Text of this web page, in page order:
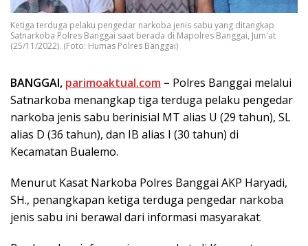
Ketiga terduga pelaku pengedar narkoba jenis sabu yang ditangkap
Satnarkoba Polres Banggai saat berada di Mapolres Banggai, Jum'at
(25/11/2022). (Foto: Humas Polres Banggai)
BANGGAI, parimoaktual.com – Polres Banggai melalui
Satnarkoba menangkap tiga terduga pelaku pengedar
narkoba jenis sabu berinisial MT alias U (29 tahun), SL
alias D (36 tahun), dan IB alias I (30 tahun) di
Kecamatan Bualemo.
Menurut Kasat Narkoba Polres Banggai AKP Haryadi,
SH., penangkapan ketiga terduga pengedar narkoba
jenis sabu ini berawal dari informasi masyarakat.